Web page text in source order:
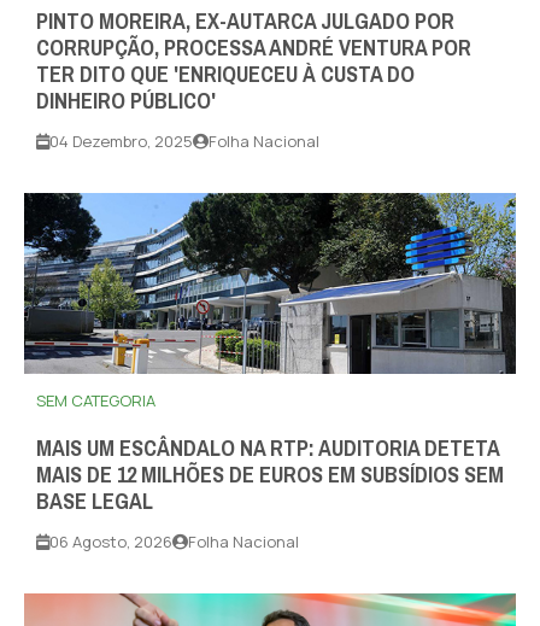
PINTO MOREIRA, EX-AUTARCA JULGADO POR
CORRUPÇÃO, PROCESSA ANDRÉ VENTURA POR
TER DITO QUE 'ENRIQUECEU À CUSTA DO
DINHEIRO PÚBLICO'
04 Dezembro, 2025 Folha Nacional
SEM CATEGORIA
MAIS UM ESCÂNDALO NA RTP: AUDITORIA DETETA
MAIS DE 12 MILHÕES DE EUROS EM SUBSÍDIOS SEM
BASE LEGAL
06 Agosto, 2026 Folha Nacional